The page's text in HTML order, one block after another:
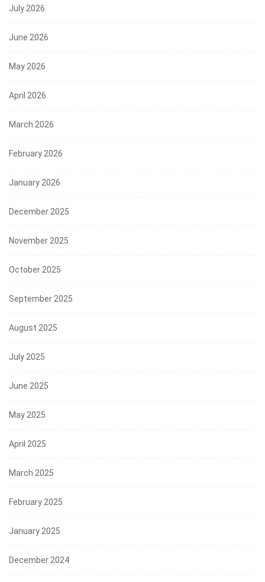
July 2026
June 2026
May 2026
April 2026
March 2026
February 2026
January 2026
December 2025
November 2025
October 2025
September 2025
August 2025
July 2025
June 2025
May 2025
April 2025
March 2025
February 2025
January 2025
December 2024